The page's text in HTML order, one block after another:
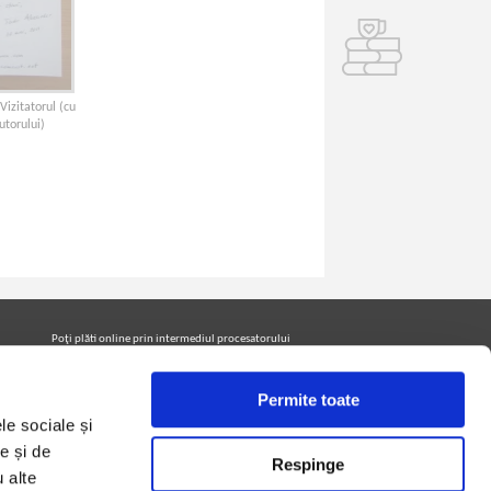
sociale și
și de
alte
Permite toate
Respinge
(cu
Poţi plăti online prin intermediul procesatorului
Urmăreşte-ne pe facebook pentru a fi la curent cu